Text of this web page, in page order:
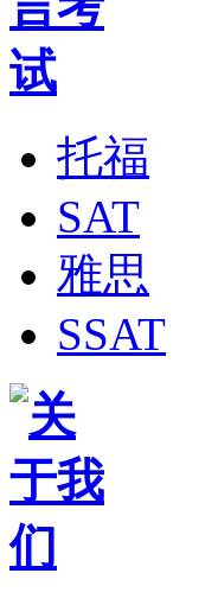
托福
SAT
雅思
SSAT